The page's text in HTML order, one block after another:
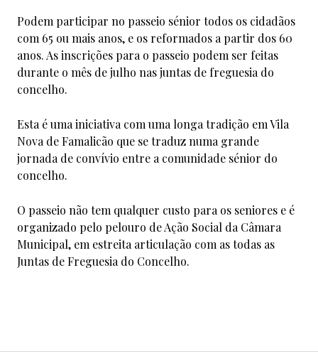
Podem participar no passeio sénior todos os cidadãos
com 65 ou mais anos, e os reformados a partir dos 60
anos. As inscrições para o passeio podem ser feitas
durante o mês de julho nas juntas de freguesia do
concelho.
Esta é uma iniciativa com uma longa tradição em Vila
Nova de Famalicão que se traduz numa grande
jornada de convívio entre a comunidade sénior do
concelho.
O passeio não tem qualquer custo para os seniores e é
organizado pelo pelouro de Ação Social da Câmara
Municipal, em estreita articulação com as todas as
Juntas de Freguesia do Concelho.